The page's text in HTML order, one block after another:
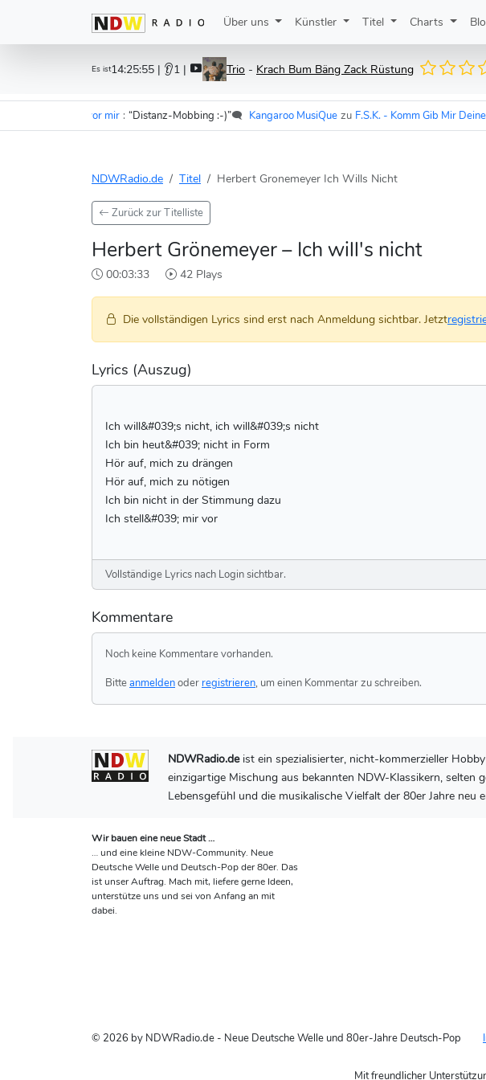
Über uns Künstler Titel Charts
Es ist14:25:55 | 👂1 | Trio - Krach Bum Bäng Zack Rüstung
- Im Wagen vor mir : “Distanz-Mobbing :-)”🗨️ Kangaroo MusiQue zu F.S.K. - Komm Gib Mir Deine Hand
NDWRadio.de Titel Herbert Gronemeyer Ich Wills Nicht
Zurück zur Titelliste
Herbert Grönemeyer – Ich will's nicht
00:03:33 42 Plays
Die vollständigen Lyrics sind erst nach Anmeldung sichtbar. Jetzt
Lyrics (Auszug)
Ich will&#039;s nicht, ich will&#039;s nicht
Ich bin heut&#039; nicht in Form
Hör auf, mich zu drängen
Hör auf, mich zu nötigen
Ich bin nicht in der Stimmung dazu
Ich stell&#039; mir vor
Vollständige Lyrics nach Login sichtbar.
Kommentare
Noch keine Kommentare vorhanden.
Bitteanmeldenoder registrieren, um einen Kommentar zu schreiben.
NDWRadio.deist ein spezialisierter, nicht-kommerzieller
einzigartige Mischung aus bekannten NDW-Klassikern,
Lebensgefühl und die musikalische Vielfalt der 80er Jahre neu
Wir bauen eine neue Stadt …
… und eine kleine NDW-Community. Neue
Deutsche Welle und Deutsch-Pop der 80er. Das
ist unser Auftrag. Mach mit, liefere gerne Ideen,
unterstütze uns und sei von Anfang an mit
dabei.
© 2026 by NDWRadio.de - Neue Deutsche Welle und 80er-Jahre Deutsch-Pop
Mit freundlicher